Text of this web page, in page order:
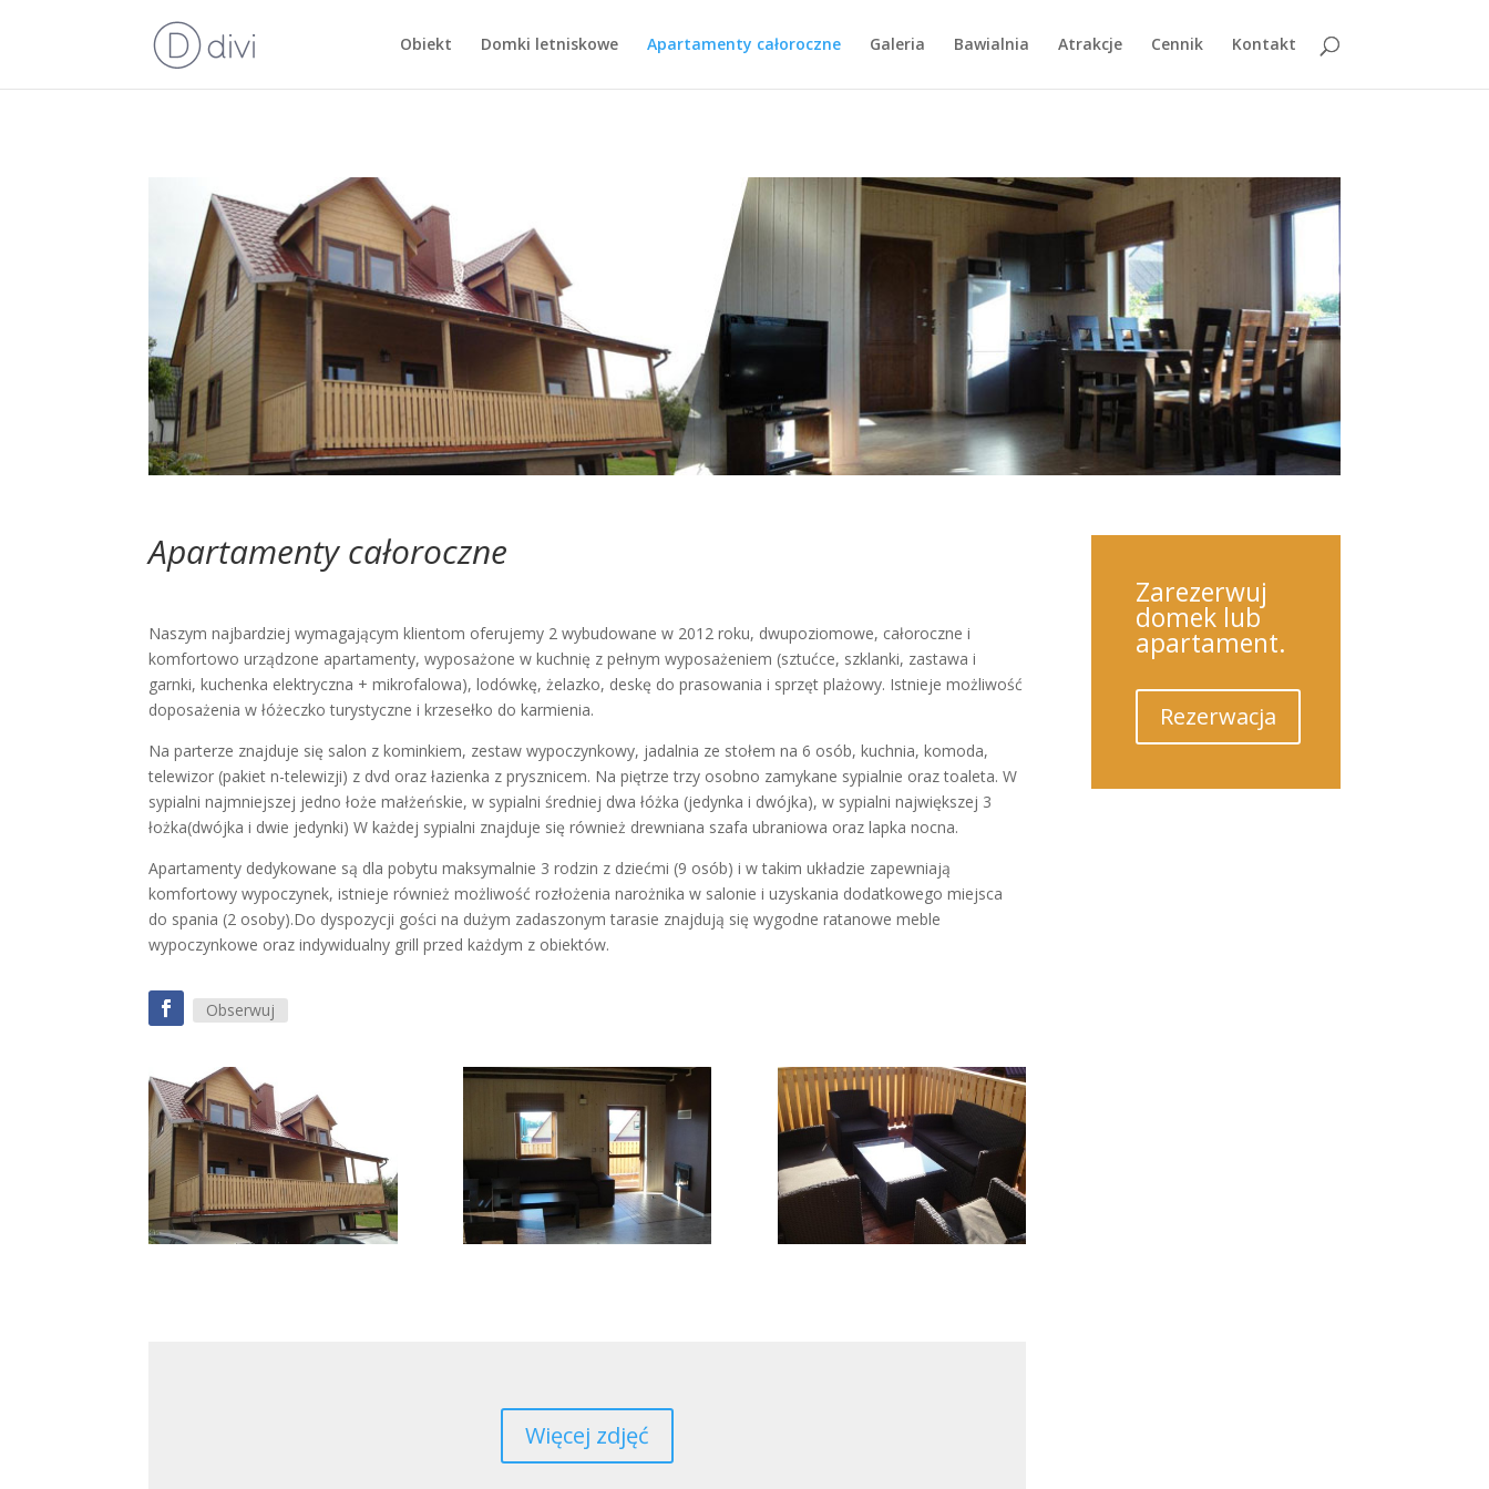
Obiekt Domki letniskowe Apartamenty całoroczne Galeria Bawialnia Atrakcje Cennik Kontakt
Apartamenty całoroczne
Naszym najbardziej wymagającym klientom oferujemy 2 wybudowane w 2012 roku, dwupoziomowe, całoroczne i
komfortowo urządzone apartamenty, wyposażone w kuchnię z pełnym wyposażeniem (sztućce, szklanki, zastawa i
garnki, kuchenka elektryczna + mikrofalowa), lodówkę, żelazko, deskę do prasowania i sprzęt plażowy. Istnieje możliwość
doposażenia w łóżeczko turystyczne i krzesełko do karmienia.
Na parterze znajduje się salon z kominkiem, zestaw wypoczynkowy, jadalnia ze stołem na 6 osób, kuchnia, komoda,
telewizor (pakiet n-telewizji) z dvd oraz łazienka z prysznicem. Na piętrze trzy osobno zamykane sypialnie oraz toaleta. W
sypialni najmniejszej jedno łoże małżeńskie, w sypialni średniej dwa łóżka (jedynka i dwójka), w sypialni największej 3
łożka(dwójka i dwie jedynki) W każdej sypialni znajduje się również drewniana szafa ubraniowa oraz lapka nocna.
Apartamenty dedykowane są dla pobytu maksymalnie 3 rodzin z dziećmi (9 osób) i w takim układzie zapewniają
komfortowy wypoczynek, istnieje również możliwość rozłożenia narożnika w salonie i uzyskania dodatkowego miejsca
do spania (2 osoby).Do dyspozycji gości na dużym zadaszonym tarasie znajdują się wygodne ratanowe meble
wypoczynkowe oraz indywidualny grill przed każdym z obiektów.
Obserwuj
Więcej zdjęć
Zarezerwuj
domek lub
apartament.
Rezerwacja